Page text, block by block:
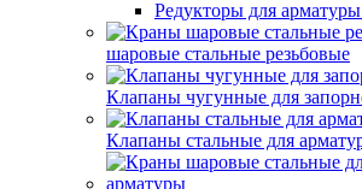
Редукторы для
шаровые стальные резьбовые
Клапаны чугунные для
Клапаны стальные для